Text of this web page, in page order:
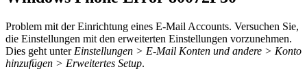
Problem mit der Einrichtung eines E-Mail Accounts. Versuchen Sie,
die Einstellungen mit den erweiterten Einstellungen vorzunehmen.
Dies geht unter Einstellungen > E-Mail Konten und andere > Konto
hinzufügen > Erweitertes Setup.